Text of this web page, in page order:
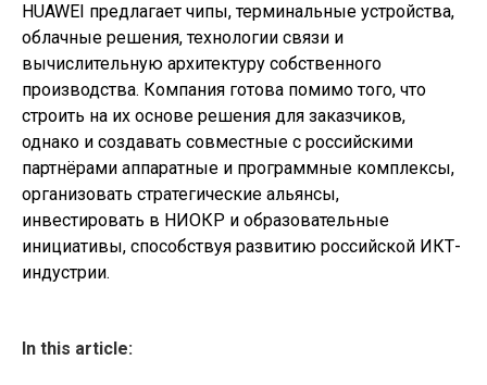
HUAWEI предлагает чипы, терминальные устройства,
облачные решения, технологии связи и
вычислительную архитектуру собственного
производства. Компания готова помимо того, что
строить на их основе решения для заказчиков,
однако и создавать совместные с российскими
партнёрами аппаратные и программные комплексы,
организовать стратегические альянсы,
инвестировать в НИОКР и образовательные
инициативы, способствуя развитию российской ИКТ-
индустрии.
In this article: